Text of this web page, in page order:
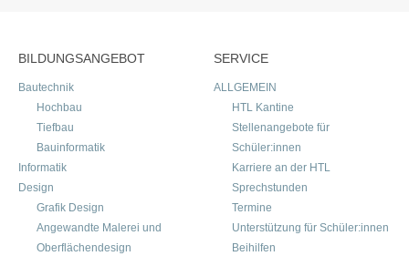
BILDUNGSANGEBOT
Bautechnik
Hochbau
Tiefbau
Bauinformatik
Informatik
Design
Grafik Design
Angewandte Malerei und
Oberflächendesign
SERVICE
ALLGEMEIN
HTL Kantine
Stellenangebote für
Schüler:innen
Karriere an der HTL
Sprechstunden
Termine
Unterstützung für Schüler:innen
Beihilfen